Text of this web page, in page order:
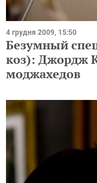
4 грудня 2009, 15:50
Безумный
коз): Джордж
моджахедов